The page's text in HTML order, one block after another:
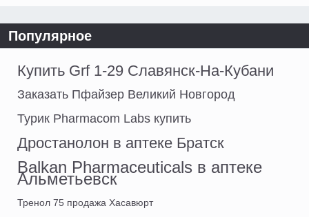
Популярное
Купить Grf 1-29 Славянск-На-Кубани
Заказать Пфайзер Великий Новгород
Турик Pharmacom Labs купить
Дростанолон в аптеке Братск
Balkan Pharmaceuticals в аптеке
Альметьевск
Тренол 75 продажа Хасавюрт